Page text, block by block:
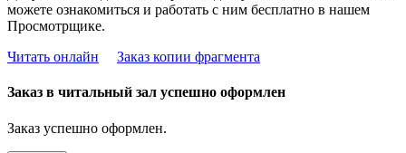
можете ознакомиться и работать с ним бесплатно в нашем
Просмотрщике.
Читать онлайн
Заказ копии фрагмента
Заказ в читальный зал успешно оформлен
Заказ успешно оформлен.